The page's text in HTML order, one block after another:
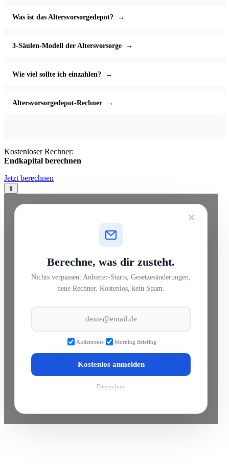
Was ist das Altersvorsorgedepot? →
3-Säulen-Modell der Altersvorsorge →
Wie viel sollte ich einzahlen? →
Altersvorsorgedepot-Rechner →
Kostenloser Rechner:
Endkapital berechnen
Jetzt berechnen
⇧
×
Berechne, was dir zusteht.
Nichts verpassen: Anbieter-Starts, Gesetzesänderungen,
neue Rechner. Kostenlos, kein Spam.
Aktienrente Morning Briefing
Kostenlos anmelden
Datenschutz